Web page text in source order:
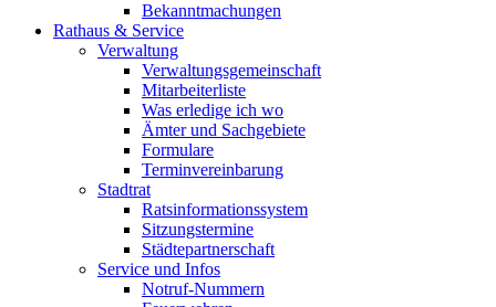
Bekanntmachungen
Rathaus & Service
Verwaltung
Verwaltungsgemeinschaft
Mitarbeiterliste
Was erledige ich wo
Ämter und Sachgebiete
Formulare
Terminvereinbarung
Stadtrat
Ratsinformationssystem
Sitzungstermine
Städtepartnerschaft
Service und Infos
Notruf-Nummern